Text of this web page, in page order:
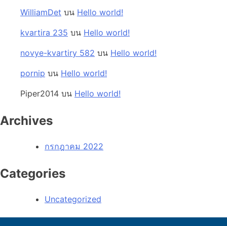
WilliamDet บน Hello world!
kvartira 235 บน Hello world!
novye-kvartiry 582 บน Hello world!
pornip บน Hello world!
Piper2014 บน Hello world!
Archives
กรกฎาคม 2022
Categories
Uncategorized